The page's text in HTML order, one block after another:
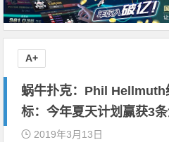
蜗牛扑克：Phil Hellmuth
标：今年夏天计划赢获3
2019年3月13日
A+